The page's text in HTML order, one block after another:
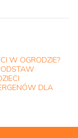
W OGRODZIE?
DLA